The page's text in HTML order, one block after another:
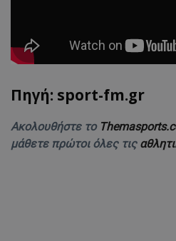
Πηγή: sport-fm.gr
Ακολουθήστε το
μάθετε πρώτοι όλες τις